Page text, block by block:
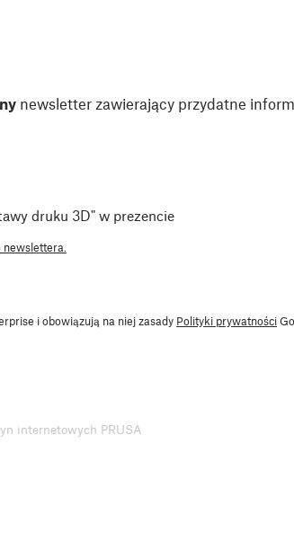
newsletter zawierający przydatne
druku 3D" w prezencie
i obowiązują na niej zasady Polityki prywatności
internetowych PRUSA